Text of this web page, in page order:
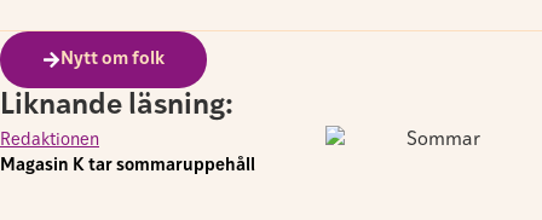
Nytt om folk
Liknande läsning:
Redaktionen
Magasin K tar sommaruppehåll